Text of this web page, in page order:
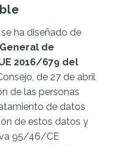
ha diseñado de
de
2016/679 del
de 27 de abril
de las personas
de datos
de estos datos y
95/46/CE